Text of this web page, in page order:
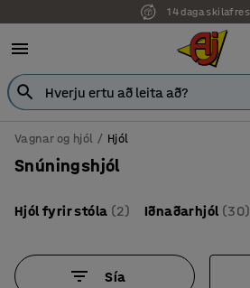
7 ára ábyrgð
Vagnar og hjól Hjól
Snúningshjól
Hjól fyrir stóla (2) Iðnaðarhjól (30)
Sía